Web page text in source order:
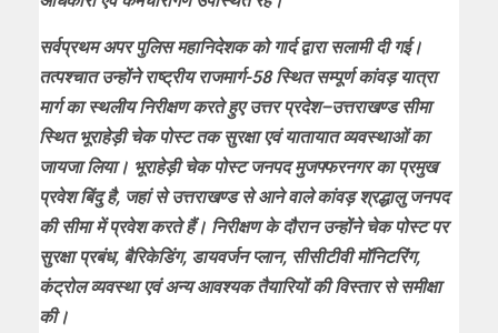
सर्वप्रथम अपर पुलिस महानिदेशक को गार्द द्वारा सलामी दी गई।
तत्पश्चात उन्होंने राष्ट्रीय राजमार्ग-58 स्थित सम्पूर्ण कांवड़ यात्रा
मार्ग का स्थलीय निरीक्षण करते हुए उत्तर प्रदेश–उत्तराखण्ड सीमा
स्थित भूराहेड़ी चेक पोस्ट तक सुरक्षा एवं यातायात व्यवस्थाओं का
जायजा लिया। भूराहेड़ी चेक पोस्ट जनपद मुजफ्फरनगर का प्रमुख
प्रवेश बिंदु है, जहां से उत्तराखण्ड से आने वाले कांवड़ श्रद्धालु जनपद
की सीमा में प्रवेश करते हैं। निरीक्षण के दौरान उन्होंने चेक पोस्ट पर
सुरक्षा प्रबंध, बैरिकेडिंग, डायवर्जन प्लान, सीसीटीवी मॉनिटरिंग,
कंट्रोल व्यवस्था एवं अन्य आवश्यक तैयारियों की विस्तार से समीक्षा
की।